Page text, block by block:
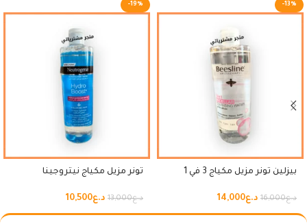
-13%
بيزلين تونر مزيل مكياج 3 في 1
د.ع16,000 د.ع14,000
-19%
تونر مزيل مكياج نيتروجينا
د.ع13,000 د.ع10,500